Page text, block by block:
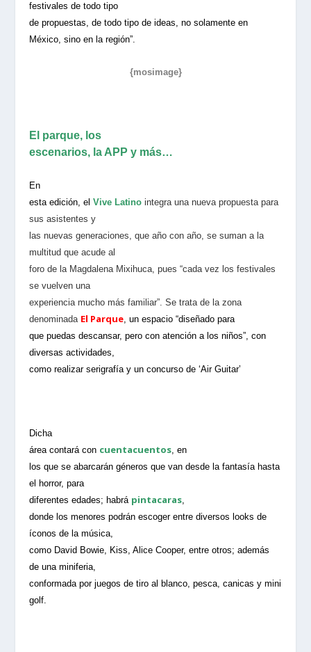
festivales de todo tipo
de propuestas, de todo tipo de ideas, no solamente en
México, sino en la región”.
{mosimage}
El parque, los
escenarios, la APP y más…
En
esta edición, el Vive Latino integra una nueva propuesta para
sus asistentes y
las nuevas generaciones, que año con año, se suman a la
multitud que acude al
foro de la Magdalena Mixihuca, pues “cada vez los festivales
se vuelven una
experiencia mucho más familiar”. Se trata de la zona
denominada El Parque , un espacio “diseñado para
que puedas descansar, pero con atención a los niños”, con
diversas actividades,
como realizar serigrafía y un concurso de ‘Air Guitar’
Dicha
área contará con cuentacuentos, en
los que se abarcarán géneros que van desde la fantasía hasta
el horror, para
diferentes edades; habrá pintacaras,
donde los menores podrán escoger entre diversos looks de
íconos de la música,
como David Bowie, Kiss, Alice Cooper, entre otros; además
de una miniferia,
conformada por juegos de tiro al blanco, pesca, canicas y mini
golf.